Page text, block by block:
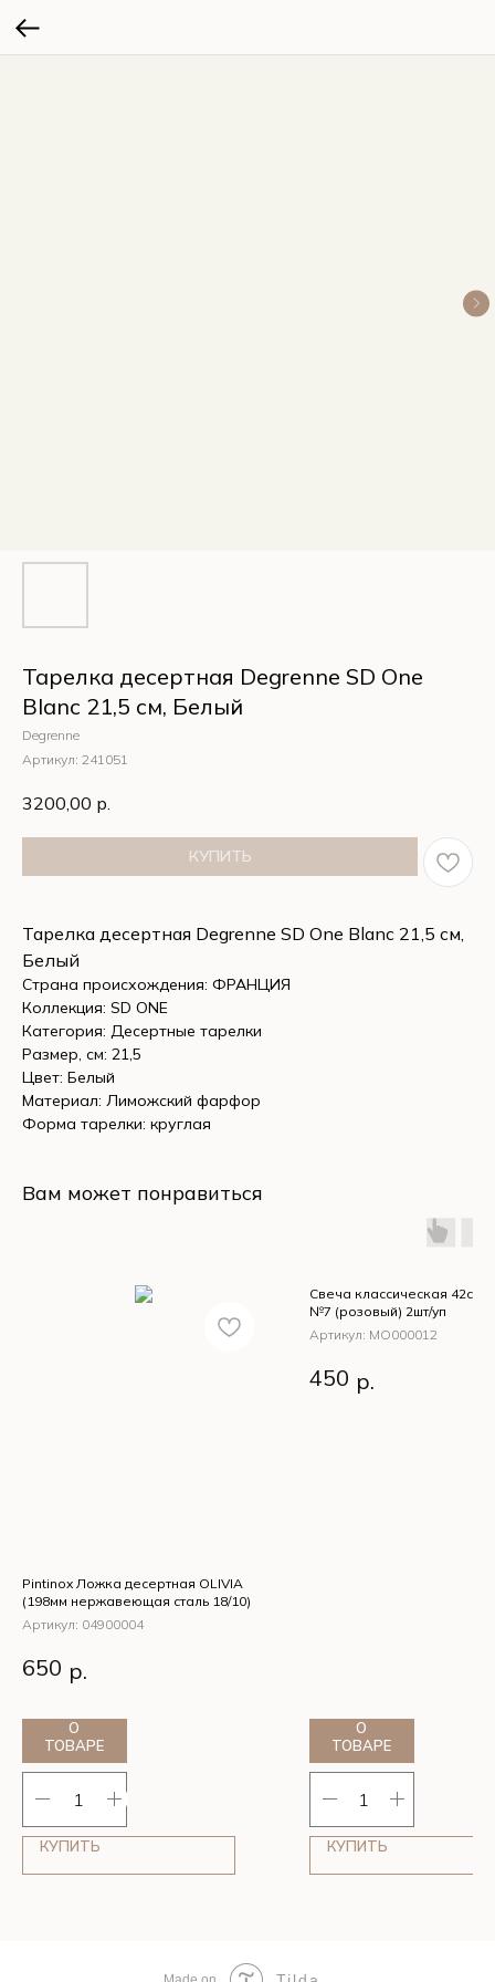
Тарелка десертная Degrenne SD One
Blanc 21,5 см, Белый
Degrenne
Артикул: 241051
3200,00 р.
КУПИТЬ
Тарелка десертная Degrenne SD One Blanc 21,5 см,
Белый
Страна происхождения: ФРАНЦИЯ
Коллекция: SD ONE
Категория: Десертные тарелки
Размер, см: 21,5
Цвет: Белый
Материал: Лиможский фарфор
Форма тарелки: круглая
Вам может понравиться
Pintinox Ложка десертная OLIVIA
(198мм нержавеющая сталь 18/10)
Артикул: 04900004
Pintinox Ложка десертная
OLIVIA (198мм
650 р.
О
ТОВАРЕ
КУПИТЬ
Свеча классическая 42см
№7 (розовый) 2шт/уп
Артикул: МО000012
Свеча классическая
Оттенок №7
450 р.
О
ТОВАРЕ
КУПИТЬ